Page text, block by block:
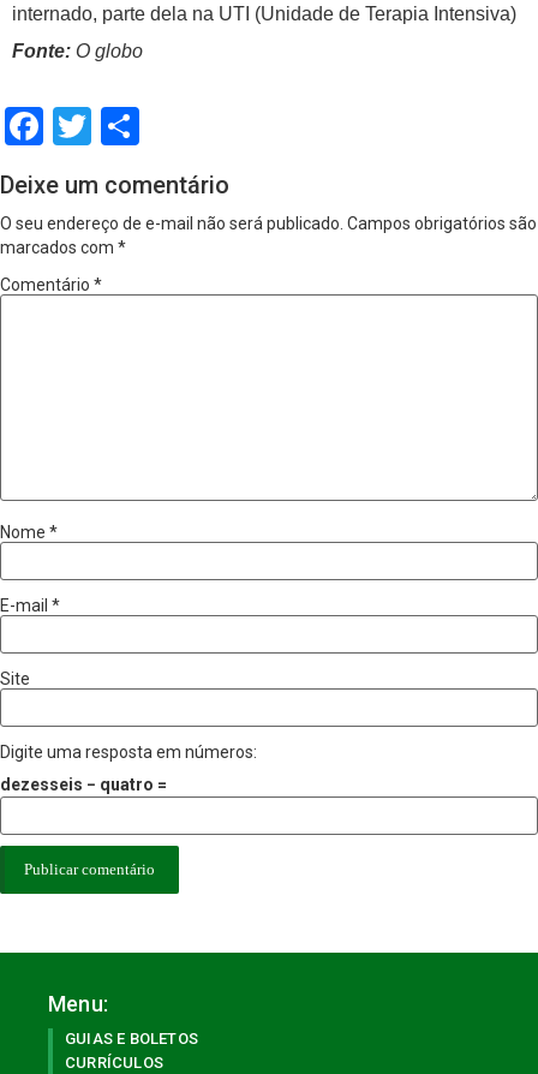
internado, parte dela na UTI (Unidade de Terapia Intensiva)
Fonte: O globo
Facebook
Twitter
Deixe um comentário
O seu endereço de e-mail não será publicado. Campos obrigatórios são
marcados com *
Comentário *
Nome *
E-mail *
Site
Digite uma resposta em números:
dezesseis − quatro =
Menu:
GUIAS E BOLETOS
CURRÍCULOS